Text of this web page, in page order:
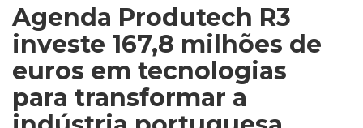
Agenda Produtech R3
investe 167,8 milhões de
euros em tecnologias
para transformar a